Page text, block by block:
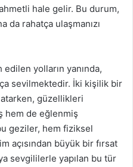
hale gelir. Bu durum,
da rahatça ulaşmanızı
yolların yanında,
sevilmektedir. İki kişilik bir
güzellikleri
hem de eğlenmiş
geziler, hem fiziksel
açısından büyük bir fırsat
sevgililerle yapılan bu tür